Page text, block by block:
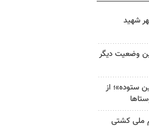
شهید
وضعیت دیگر
ستوده»؛ از
ملی کشتی